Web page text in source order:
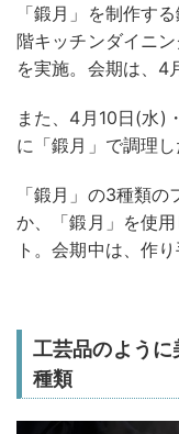
「鍛月」を制作す
階キッチンダイニ
を実施。会期は、4
また、4月10日(水)
に「鍛月」で調理し
「鍛月」の3種類
か、「鍛月」を使
ト。会期中は、作
工芸品のよう
種類